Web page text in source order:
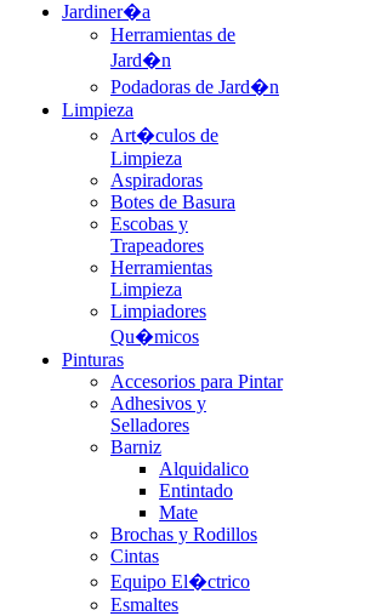
Jardiner�a
Herramientas de
Jard�n
Podadoras de Jard�n
Limpieza
Art�culos de
Limpieza
Aspiradoras
Botes de Basura
Escobas y
Trapeadores
Herramientas
Limpieza
Limpiadores
Qu�micos
Pinturas
Accesorios para Pintar
Adhesivos y
Selladores
Barniz
Alquidalico
Entintado
Mate
Brochas y Rodillos
Cintas
Equipo El�ctrico
Esmaltes